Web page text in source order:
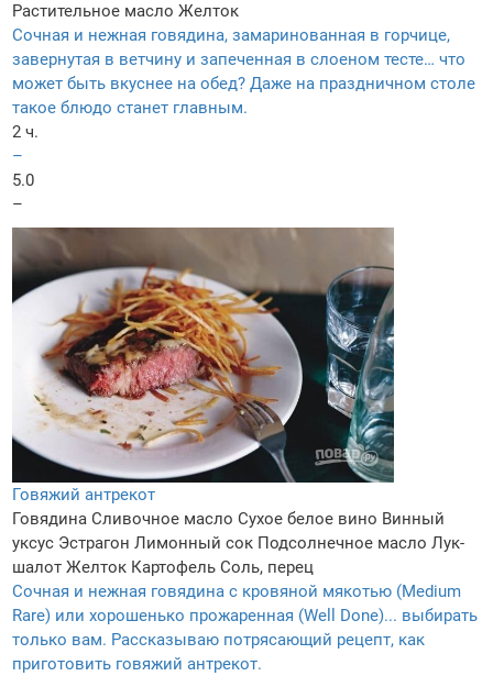
Растительное масло Желток
Сочная и нежная говядина, замаринованная в горчице,
завернутая в ветчину и запеченная в слоеном тесте… что
может быть вкуснее на обед? Даже на праздничном столе
такое блюдо станет главным.
2 ч.
–
5.0
–
Говяжий антрекот
Говядина Сливочное масло Сухое белое вино Винный
уксус Эстрагон Лимонный сок Подсолнечное масло Лук-
шалот Желток Картофель Соль, перец
Сочная и нежная говядина с кровяной мякотью (Medium
Rare) или хорошенько прожаренная (Well Done)... выбирать
только вам. Рассказываю потрясающий рецепт, как
приготовить говяжий антрекот.